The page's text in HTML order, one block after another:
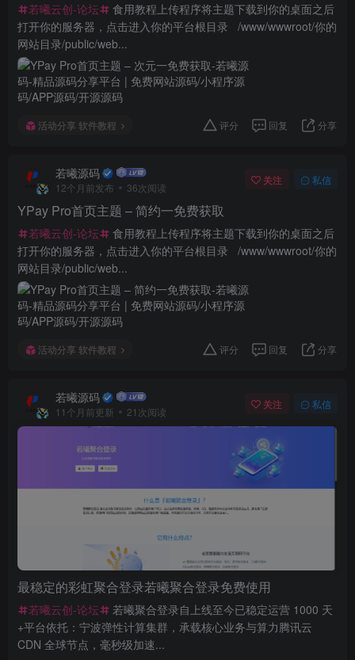
若曦云创-论坛
食用教程上传程序将主题下载到你的桌面之后
打开你的服务器，点击进入你的平台根目录 /www/wwwroot/你的
网站目录/public/web...
活动分享 软件教程 评分 回复 分享
若曦源码
12个月前发布 36次阅读
关注 私信
YPay Pro首页主题 – 简约一免费获取
若曦云创-论坛
食用教程上传程序将主题下载到你的桌面之后
打开你的服务器，点击进入你的平台根目录 /www/wwwroot/你的
网站目录/public/web...
活动分享 软件教程 评分 回复 分享
若曦源码
11个月前更新 21次阅读
关注 私信
最稳定的彩虹聚合登录若曦聚合登录免费使用
若曦云创-论坛
若曦聚合登录自上线至今已稳定运营 1000 天
+平台依托：宁波弹性计算集群，承载核心业务与算力腾讯云
CDN 全球节点，毫秒级加速...